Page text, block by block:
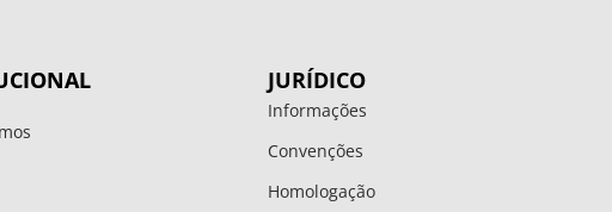
JURÍDICO
Informações
Convenções
Homologação